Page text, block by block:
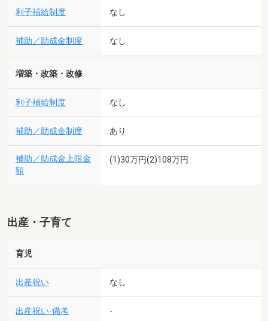
利子補給制度 なし
補助／助成金制度 なし
増築・改築・改修
利子補給制度 なし
補助／助成金制度 あり
補助／助成金上限金
額
(1)30万円(2)108万円
出産・子育て
育児
出産祝い なし
出産祝い-備考 -